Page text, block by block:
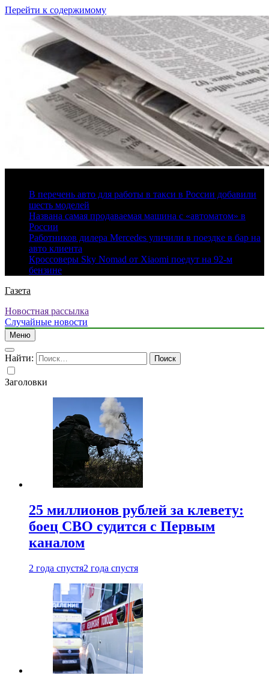
Перейти к содержимому
В перечень авто для работы в такси в России добавили
шесть моделей
Названа самая продаваемая машина с «автоматом» в
России
Работников дилера Mercedes уличили в поездке в бар на
авто клиента
Кроссоверы Sky Nomad от Xiaomi поедут на 92-м
бензине
Газета
Новостная рассылка
Случайные новости
Меню
Найти:
Заголовки
25 миллионов рублей за клевету:
боец СВО судится с Первым
каналом
2 года спустя2 года спустя